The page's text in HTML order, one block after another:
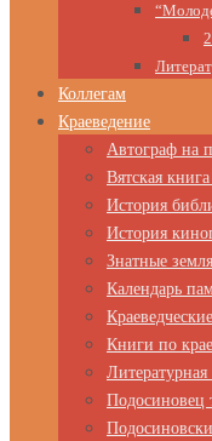
Коллегам
Краеведение
Автограф на
Вятская
История
История
Знатные
Календарь
Книги по
Подосиновец